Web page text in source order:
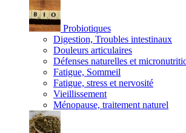
Probiotiques
Digestion, Troubles intestinaux
Douleurs articulaires
Défenses naturelles et
Fatigue, Sommeil
Fatigue, stress et nervosité
Vieillissement
Ménopause, traitement naturel